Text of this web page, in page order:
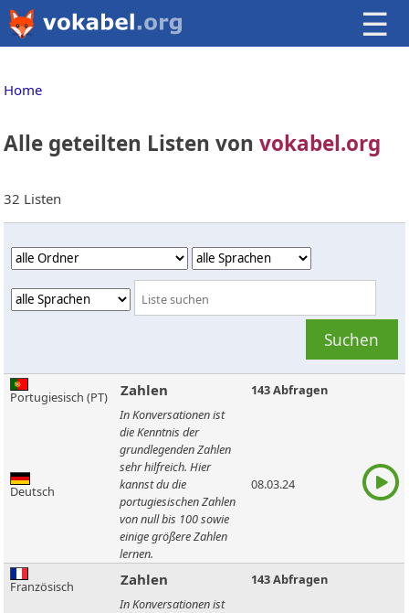
☰
Home
Alle geteilten Listen vonvokabel.org
32 Listen
Portugiesisch (PT) Zahlen 143 Abfragen
Deutsch
In Konversationen ist
die Kenntnis der
grundlegenden Zahlen
sehr hilfreich. Hier
kannst du die
portugiesischen Zahlen
von null bis 100 sowie
einige größere Zahlen
lernen.
08.03.24
Französisch Zahlen 143 Abfragen
In Konversationen ist